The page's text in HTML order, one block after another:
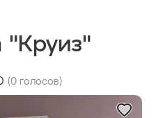
"Круиз"
(0 голосов)